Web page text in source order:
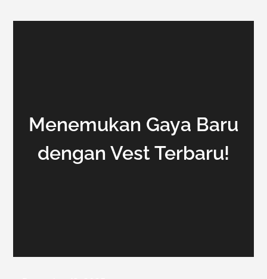
Menemukan Gaya Baru
dengan Vest Terbaru!